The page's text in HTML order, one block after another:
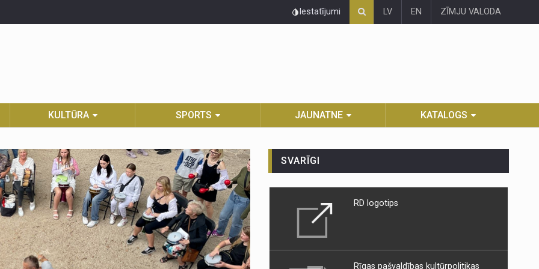
Iestatījumi LV EN ZĪMJU VALODA
KULTŪRA SPORTS JAUNATNE KATALOGS
SVARĪGI
RD logotips
Rīgas pašvaldības kultūrpolitikas